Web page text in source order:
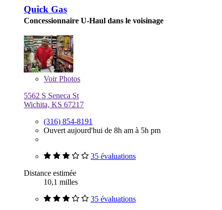
Quick Gas
Concessionnaire U-Haul dans le voisinage
VoirPhotos
5562 S Seneca St
Wichita, KS 67217
(316) 854-8191
Ouvert aujourd'hui de 8h am à 5h pm
35 évaluations
Distance estimée
10,1 milles
35 évaluations